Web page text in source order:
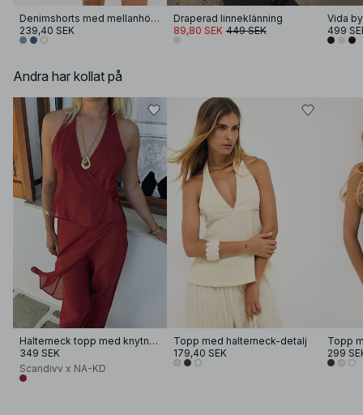
Denimshorts med mellanhög midja
239,40 SEK
Draperad linneklänning
89,80 SEK 449 SEK 499
Andra har kollat på
Halterneck topp med knytning
349 SEK
Scandivv x NA-KD
Topp med halterneck-detalj
179,40 SEK
Topp
299